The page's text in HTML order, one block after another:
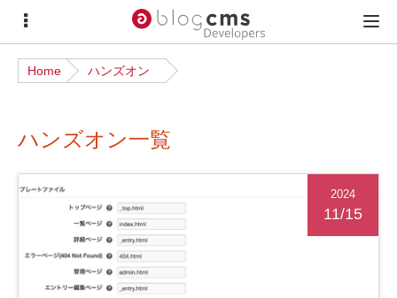
サ
イ
ド
ニ
ー
メ
Home ハンズオン
ハンズオン一覧
2024
11/15